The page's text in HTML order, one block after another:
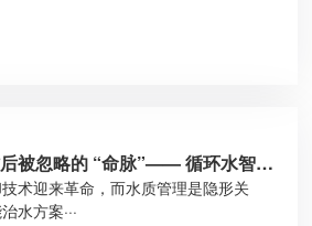
被忽略的 “命脉”—— 循环水智能
术迎来革命，而水质管理是隐形关
水方案···